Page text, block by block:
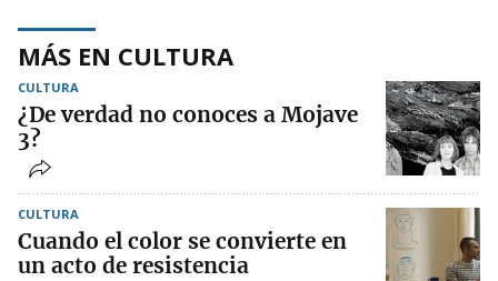
MÁS EN CULTURA
CULTURA
¿De verdad no conoces a Mojave
3?
CULTURA
Cuando el color se convierte en
un acto de resistencia